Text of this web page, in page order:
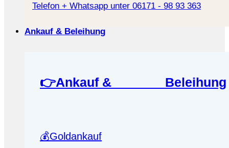
Telefon + Whatsapp unter 06171 - 98 93 363
Ankauf & Beleihung
👉Ankauf & Beleihung
💰Goldankauf